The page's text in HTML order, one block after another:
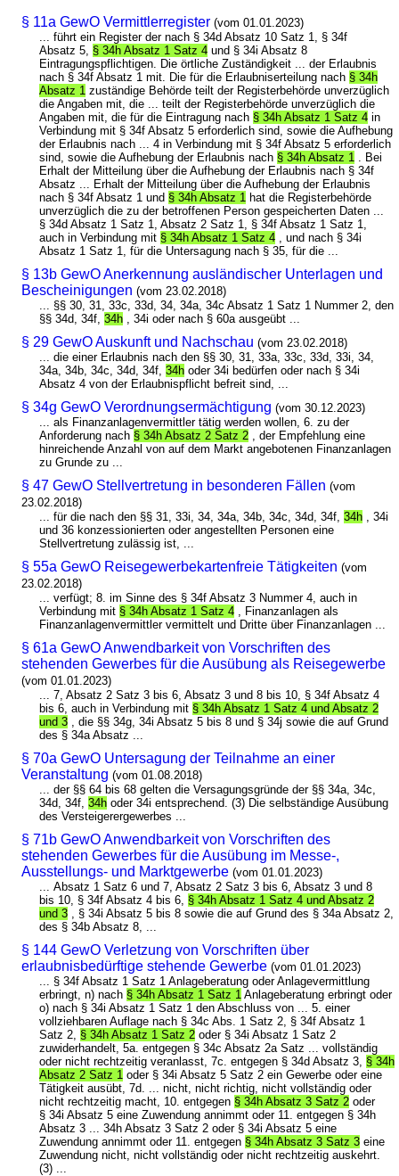
§ 11a GewO Vermittlerregister (vom 01.01.2023)
... führt ein Register der nach § 34d Absatz 10 Satz 1, § 34f
Absatz 5, § 34h Absatz 1 Satz 4 und § 34i Absatz 8
Eintragungspflichtigen. Die örtliche Zuständigkeit ... der Erlaubnis
nach § 34f Absatz 1 mit. Die für die Erlaubniserteilung nach § 34h
Absatz 1 zuständige Behörde teilt der Registerbehörde unverzüglich
die Angaben mit, die ... teilt der Registerbehörde unverzüglich die
Angaben mit, die für die Eintragung nach § 34h Absatz 1 Satz 4 in
Verbindung mit § 34f Absatz 5 erforderlich sind, sowie die Aufhebung
der Erlaubnis nach ... 4 in Verbindung mit § 34f Absatz 5 erforderlich
sind, sowie die Aufhebung der Erlaubnis nach § 34h Absatz 1
. Bei
Erhalt der Mitteilung über die Aufhebung der Erlaubnis nach § 34f
Absatz ... Erhalt der Mitteilung über die Aufhebung der Erlaubnis
nach § 34f Absatz 1 und § 34h Absatz 1 hat die Registerbehörde
unverzüglich die zu der betroffenen Person gespeicherten Daten ...
§ 34d Absatz 1 Satz 1, Absatz 2 Satz 1, § 34f Absatz 1 Satz 1,
auch in Verbindung mit § 34h Absatz 1 Satz 4 , und nach § 34i
Absatz 1 Satz 1, für die Untersagung nach § 35, für die ...
§ 13b GewO Anerkennung ausländischer Unterlagen und
Bescheinigungen (vom 23.02.2018)
... §§ 30, 31, 33c, 33d, 34, 34a, 34c Absatz 1 Satz 1 Nummer 2, den
§§ 34d, 34f,34h , 34i oder nach § 60a ausgeübt ...
§ 29 GewO Auskunft und Nachschau (vom 23.02.2018)
... die einer Erlaubnis nach den §§ 30, 31, 33a, 33c, 33d, 33i, 34,
34a, 34b, 34c, 34d, 34f,34h oder 34i bedürfen oder nach § 34i
Absatz 4 von der Erlaubnispflicht befreit sind, ...
§ 34g GewO Verordnungsermächtigung (vom 30.12.2023)
... als Finanzanlagenvermittler tätig werden wollen, 6. zu der
Anforderung nach § 34h Absatz 2 Satz 2 , der Empfehlung eine
hinreichende Anzahl von auf dem Markt angebotenen Finanzanlagen
zu Grunde zu ...
§ 47 GewO Stellvertretung in besonderen Fällen (vom
23.02.2018)
... für die nach den §§ 31, 33i, 34, 34a, 34b, 34c, 34d, 34f,34h , 34i
und 36 konzessionierten oder angestellten Personen eine
Stellvertretung zulässig ist, ...
§ 55a GewO Reisegewerbekartenfreie Tätigkeiten (vom
23.02.2018)
... verfügt; 8. im Sinne des § 34f Absatz 3 Nummer 4, auch in
Verbindung mit § 34h Absatz 1 Satz 4 , Finanzanlagen als
Finanzanlagenvermittler vermittelt und Dritte über Finanzanlagen ...
§ 61a GewO Anwendbarkeit von Vorschriften des
stehenden Gewerbes für die Ausübung als Reisegewerbe
(vom 01.01.2023)
... 7, Absatz 2 Satz 3 bis 6, Absatz 3 und 8 bis 10, § 34f Absatz 4
bis 6, auch in Verbindung mit § 34h Absatz 1 Satz 4 und Absatz 2
und 3 , die §§ 34g, 34i Absatz 5 bis 8 und § 34j sowie die auf Grund
des § 34a Absatz ...
§ 70a GewO Untersagung der Teilnahme an einer
Veranstaltung (vom 01.08.2018)
... der §§ 64 bis 68 gelten die Versagungsgründe der §§ 34a, 34c,
34d, 34f,34h oder 34i entsprechend. (3) Die selbständige Ausübung
des Versteigerergewerbes ...
§ 71b GewO Anwendbarkeit von Vorschriften des
stehenden Gewerbes für die Ausübung im Messe-,
Ausstellungs- und Marktgewerbe (vom 01.01.2023)
... Absatz 1 Satz 6 und 7, Absatz 2 Satz 3 bis 6, Absatz 3 und 8
bis 10, § 34f Absatz 4 bis 6, § 34h Absatz 1 Satz 4 und Absatz 2
und 3 , § 34i Absatz 5 bis 8 sowie die auf Grund des § 34a Absatz 2,
des § 34b Absatz 8, ...
§ 144 GewO Verletzung von Vorschriften über
erlaubnisbedürftige stehende Gewerbe (vom 01.01.2023)
... § 34f Absatz 1 Satz 1 Anlageberatung oder Anlagevermittlung
erbringt, n) nach § 34h Absatz 1 Satz 1 Anlageberatung erbringt oder
o) nach § 34i Absatz 1 Satz 1 den Abschluss von ... 5. einer
vollziehbaren Auflage nach § 34c Abs. 1 Satz 2, § 34f Absatz 1
Satz 2, § 34h Absatz 1 Satz 2 oder § 34i Absatz 1 Satz 2
zuwiderhandelt, 5a. entgegen § 34c Absatz 2a Satz ... vollständig
oder nicht rechtzeitig veranlasst, 7c. entgegen § 34d Absatz 3, § 34h
Absatz 2 Satz 1 oder § 34i Absatz 5 Satz 2 ein Gewerbe oder eine
Tätigkeit ausübt, 7d. ... nicht, nicht richtig, nicht vollständig oder
nicht rechtzeitig macht, 10. entgegen § 34h Absatz 3 Satz 2 oder
§ 34i Absatz 5 eine Zuwendung annimmt oder 11. entgegen § 34h
Absatz 3 ... 34h Absatz 3 Satz 2 oder § 34i Absatz 5 eine
Zuwendung annimmt oder 11. entgegen § 34h Absatz 3 Satz 3 eine
Zuwendung nicht, nicht vollständig oder nicht rechtzeitig auskehrt.
(3) ...